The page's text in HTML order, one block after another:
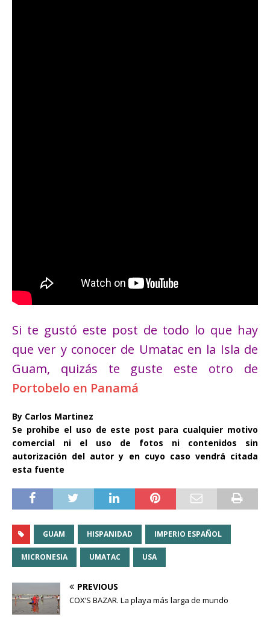
Si te gustó este post de todo lo que hay
que ver y conocer de Umatac en la Isla de
Guam, quizás te guste este otro de
Portobelo en Panamá
By Carlos Martinez
Se prohibe el uso de este post para cualquier motivo
comercial ni el uso de fotos ni contenidos sin
autorización del autor y en cuyo caso vendrá citada
esta fuente
GUAM HISPANIDAD IMPERIO ESPAÑOL
MICRONESIA UMATAC USA
PREVIOUS
COX’S BAZAR. La playa más larga de mundo